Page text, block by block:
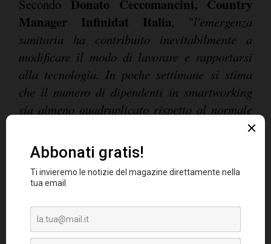
Secondo Donato Ceccomancini, Country
Manager Infinidat Italia, "l'emergenza
sanitaria ha contribuito inevitabilmente a
modificare il modo di lavorare e rapportarsi
alla tecnologia. In poche settimane si stima
che il numero di dipendenti in smartworking
sia almeno quadruplicato rispetto al normale
regime. In un certo senso, ed estremizzando il
concetto,il coronavirus potrebbe
rappresentare ?l'opportunità' di cui le
aziende italiane avevano bisogno per
passo in avanti che hanno rimandato fino ad
oggi.Nel momento di estrema necessità, le